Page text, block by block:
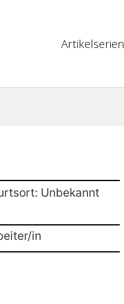
Artikelserien
Unbekannt
in